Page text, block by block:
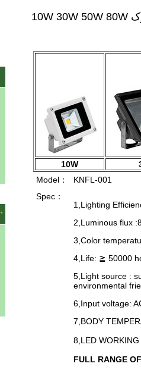
10W
Model：
KNFL-001
Spec：
1,Lighting
2,Luminous flux
3,Color
4,Life: ≧ 50000
5,Light source :
environmental
6,Input voltage:
7,BODY
8,LED
FULL RANGE